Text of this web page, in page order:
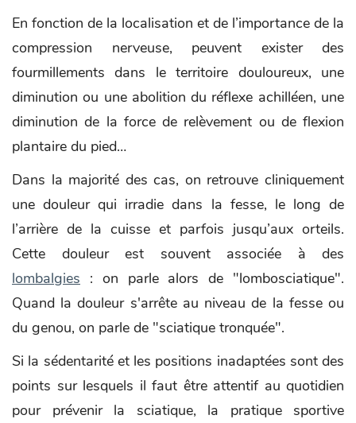
En fonction de la localisation et de l’importance de la
compression nerveuse, peuvent exister des
fourmillements dans le territoire douloureux, une
diminution ou une abolition du réflexe achilléen, une
diminution de la force de relèvement ou de flexion
plantaire du pied…
Dans la majorité des cas, on retrouve cliniquement
une douleur qui irradie dans la fesse, le long de
l’arrière de la cuisse et parfois jusqu’aux orteils.
Cette douleur est souvent associée à des
lombalgies : on parle alors de "lombosciatique".
Quand la douleur s'arrête au niveau de la fesse ou
du genou, on parle de "sciatique tronquée".
Si la sédentarité et les positions inadaptées sont des
points sur lesquels il faut être attentif au quotidien
pour prévenir la sciatique, la pratique sportive